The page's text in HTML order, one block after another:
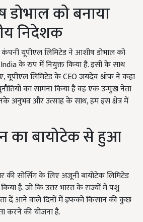
को बनाया
निदेशक
कंपनी यूपीएल लिमिटेड ने आशीष डोभाल को
के रुप में नियुक्त किया है. इसी के साथ
यूपीएल लिमिटेड के CEO जयदेव श्रॉफ ने कहा
का सामना किया है वह एक उन्मुख नेता
अनुभव और उत्साह के साथ, हम इस क्षेत्र में
का बायोटेक से हुआ
की सोर्सिंग के लिए अजूनी बायोटेक लिमिटेड
है. जो कि उत्तर भारत के राज्यों में पशु
दें आने वाले दिनों में इफको किसान की कुछ
करने की योजना है.